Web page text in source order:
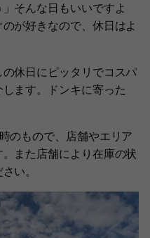
そんな日もいいですよ
が好きなので、休日はよ
休日にピッタリでコスパ
ます。ドンキに寄った
のもので、店舗やエリア
また店舗により在庫の状
い。